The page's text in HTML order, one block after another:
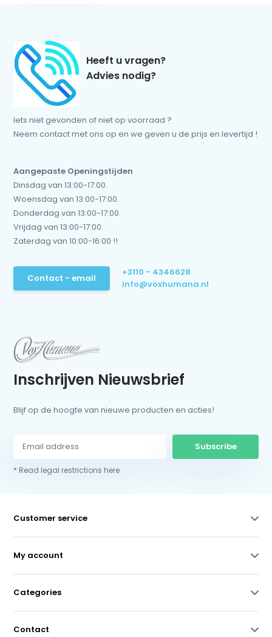
Heeft u vragen?
Advies nodig?
Iets niet gevonden of niet op voorraad ?
Neem contact met ons op en we geven u de prijs en levertijd !
Aangepaste Openingstijden
Dinsdag van 13:00-17:00.
Woensdag van 13:00-17:00.
Donderdag van 13:00-17:00.
Vrijdag van 13:00-17:00.
Zaterdag van 10:00-16:00 !!
Contact - email
+3110 - 4346628
info@voxhumana.nl
Inschrijven Nieuwsbrief
Blijf op de hoogte van nieuwe producten en acties!
Subscribe
* Read legal restrictions here
Customer service
My account
Categories
Contact